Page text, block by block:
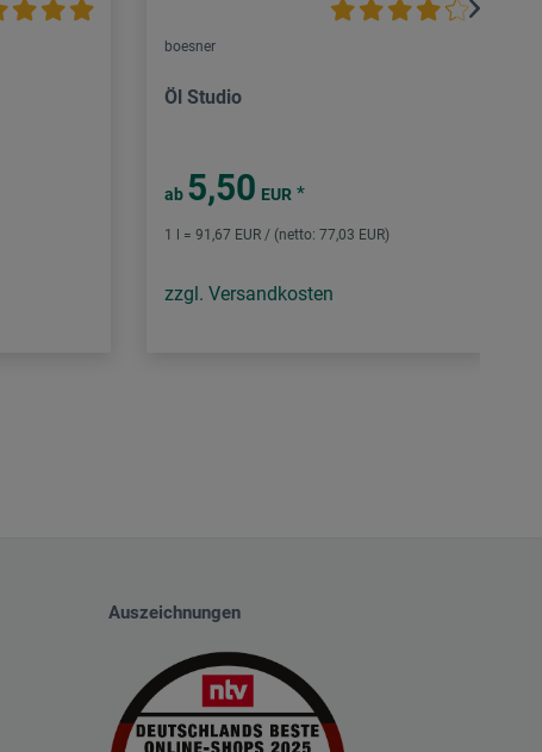
boesner
Öl Studio
ab 5,50 EUR *
1 l = 91,67 EUR / (netto: 77,03 EUR)
zzgl. Versandkosten
Auszeichnungen